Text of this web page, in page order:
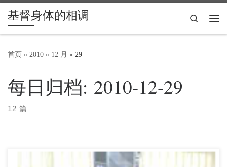
Skip to content
基督身体的相调
Search
首页 » 2010 » 12 月 » 29
每日归档: 2010-12-29
12 篇